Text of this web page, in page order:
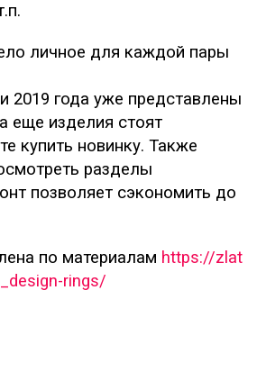
личное для каждой пары
2019 года уже представлены
еще изделия стоят
купить новинку. Также
разделы
позволяет сэкономить до
по материалам https://zlat
rings/